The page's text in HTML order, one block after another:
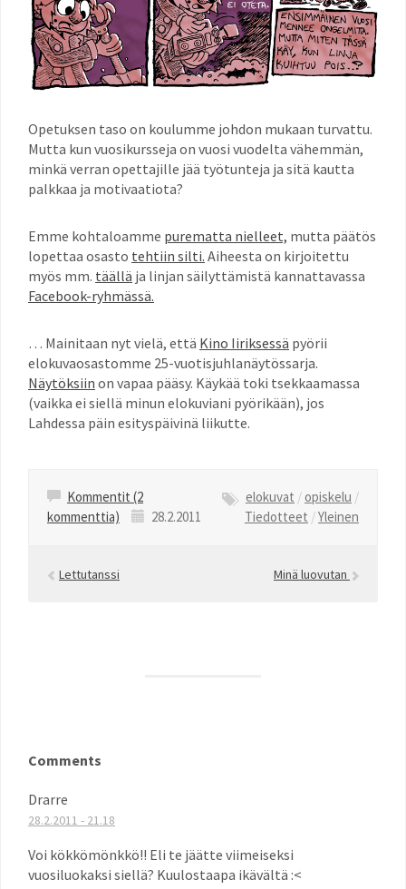
Opetuksen taso on koulumme johdon mukaan turvattu.
Mutta kun vuosikursseja on vuosi vuodelta vähemmän,
minkä verran opettajille jää työtunteja ja sitä kautta
palkkaa ja motivaatiota?
Emme kohtaloamme purematta nielleet, mutta päätös
lopettaa osasto tehtiin silti. Aiheesta on kirjoitettu
myös mm. täällä ja linjan säilyttämistä kannattavassa
Facebook-ryhmässä.
… Mainitaan nyt vielä, että Kino Iiriksessä pyörii
elokuvaosastomme 25-vuotisjuhlanäytössarja.
Näytöksiin on vapaa pääsy. Käykää toki tsekkaamassa
(vaikka ei siellä minun elokuviani pyörikään), jos
Lahdessa päin esityspäivinä liikutte.
Kommentit (2
kommenttia)
28.2.2011
elokuvat /opiskelu /
Tiedotteet /Yleinen
Lettutanssi Minä luovutan
Comments
Drarre
28.2.2011 - 21.18
Voi kökkömönkkö!! Eli te jäätte viimeiseksi
vuosiluokaksi siellä? Kuulostaapa ikävältä :<